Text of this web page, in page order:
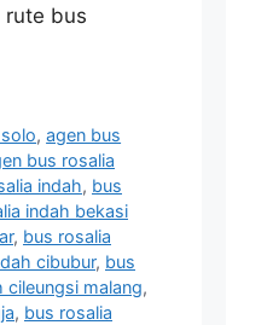
rute bus
,agen bus
bus rosalia
indah, bus
indah bekasi
, bus rosalia
cibubur, bus
cileungsi malang,
, bus rosalia